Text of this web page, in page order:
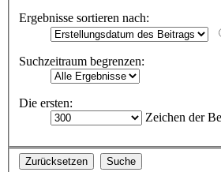
Ergebnisse sortieren nach:
Suchzeitraum begrenzen:
Die ersten:
Zeichen der